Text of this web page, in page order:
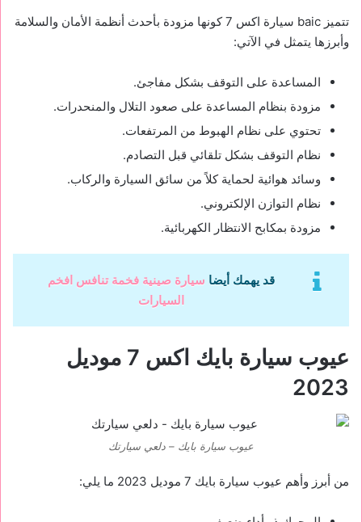
تتميز baic سيارة اكس 7 كونها مزودة بأحدث أنظمة الأمان والسلامة
وأبرزها يتمثل في الآتي:
المساعدة على التوقف بشكل مفاجئ.
مزودة بنظام المساعدة على صعود التلال والمنحدرات.
تحتوي على نظام الهبوط من المرتفعات.
نظام التوقف بشكل تلقائي قبل التصادم.
وسائد هوائية لحماية كلاً من سائق السيارة والركاب.
نظام التوازن الإلكتروني.
مزودة بمكابح الانتظار الكهربائية.
قد يهمك أيضا ‏سيارة صينية فخمة تنافس ‏افخم
السيارات
عيوب سيارة بايك اكس 7 موديل
2023
عيوب سيارة بايك – دلعي سيارتك
من أبرز وأهم عيوب سيارة بايك 7 موديل 2023 ما يلي: